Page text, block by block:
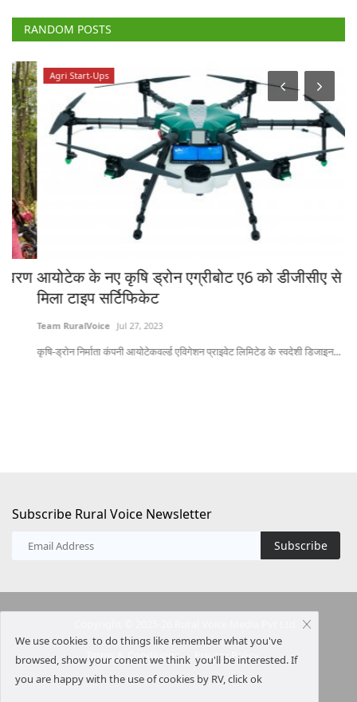
RANDOM POSTS
Agri Start-Ups
आयोटेक के नए कृषि ड्रोन एग्रीबोट ए6 को डीजीसीए से
मिला टाइप सर्टिफिकेट
Team RuralVoice Jul 27, 2023
कृषि-ड्रोन निर्माता कंपनी आयोटेकवर्ल्ड एविगेशन प्राइवेट लिमिटेड के स्वदेशी डिजाइन...
Subscribe Rural Voice Newsletter
Subscribe
Terms & Conditions Privacy Policy
We use cookies to do things like remember what you've
browsed, show your conent we think you'll be interested. If
you are happy with the use of cookies by RV, click ok